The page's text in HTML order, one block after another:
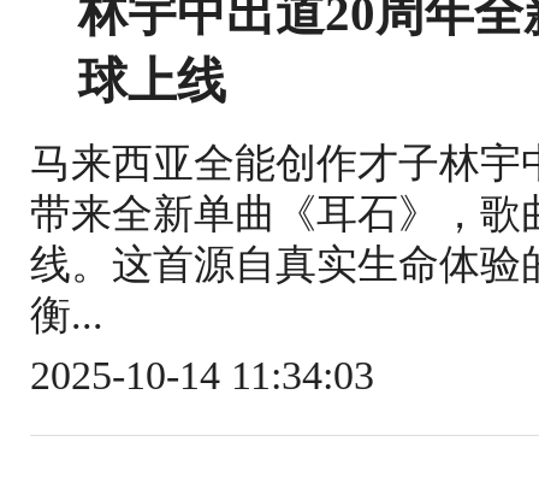
林宇中出道20周年
球上线
马来西亚全能创作才子林
带来全新单曲《耳石》，歌
线。这首源自真实生命体
衡...
2025-10-14 11:34:03